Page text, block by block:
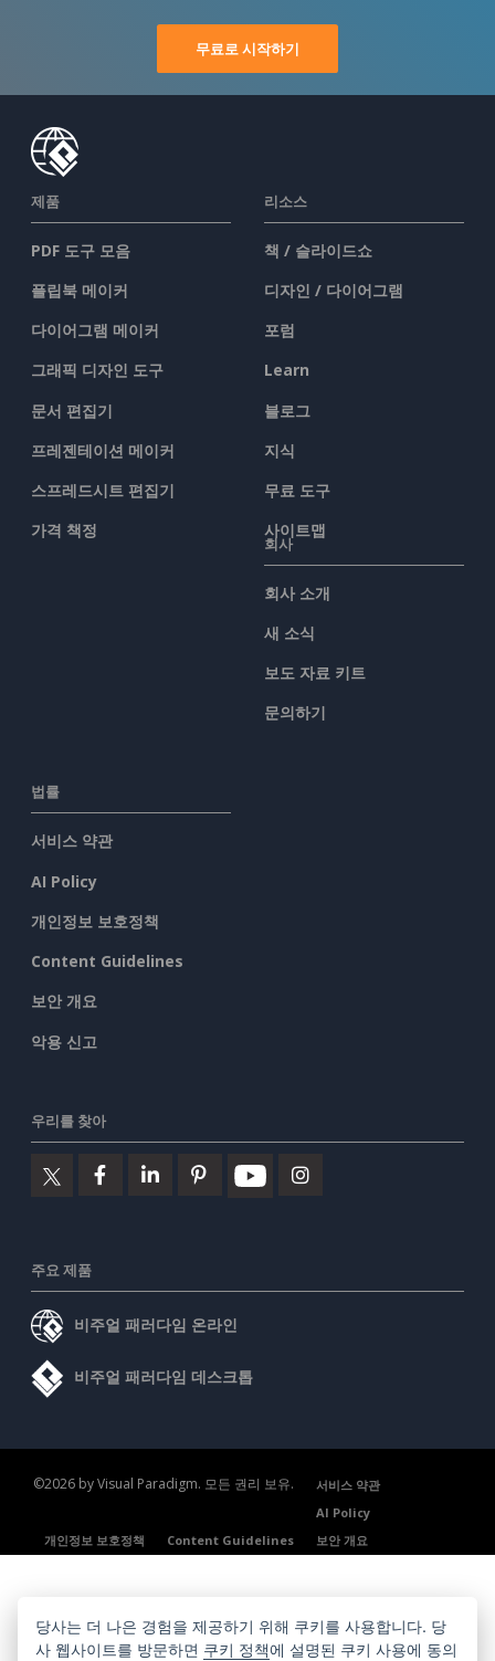
무료로 시작하기
제품
PDF 도구 모음
플립북 메이커
다이어그램 메이커
그래픽 디자인 도구
문서 편집기
프레젠테이션 메이커
스프레드시트 편집기
가격 책정
리소스
책 / 슬라이드쇼
디자인 / 다이어그램
포럼
Learn
블로그
지식
무료 도구
사이트맵
회사
회사 소개
새 소식
보도 자료 키트
문의하기
법률
서비스 약관
AI Policy
개인정보 보호정책
Content Guidelines
보안 개요
악용 신고
우리를 찾아
주요 제품
비주얼 패러다임 온라인
비주얼 패러다임 데스크톱
©2026 by Visual Paradigm. 모든 권리 보유.
서비스 약관
AI Policy
개인정보 보호정책
Content Guidelines 보안 개요
당사는 더 나은 경험을 제공하기 위해 쿠키를 사용합니다. 당
사 웹사이트를 방문하면 쿠키 정책에 설명된 쿠키 사용에 동의